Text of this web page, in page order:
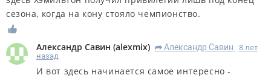
сезона, когда на кону стояло чемпионство.
Александр Савин (alexmix) R Александр Савин
8 лет
назад
И вот здесь начинается самое интересно -